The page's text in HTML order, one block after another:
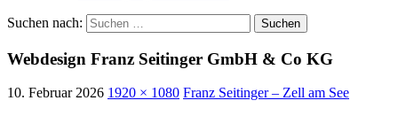
Suchen nach:
Webdesign Franz Seitinger GmbH & Co KG
10. Februar 2026 1920 × 1080 Franz Seitinger – Zell am See